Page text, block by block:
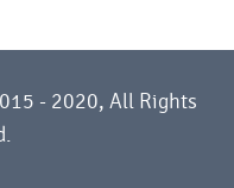
- 2020, All Rights